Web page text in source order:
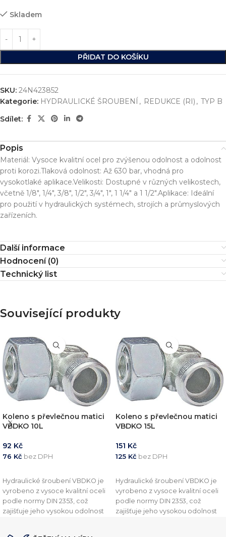
Skladem
PŘIDAT DO KOŠÍKU
SKU: 24N423852
Kategorie: HYDRAULICKÉ ŠROUBENÍ , REDUKCE (RI) , TYP B
Sdílet:
Popis
Materiál: Vysoce kvalitní ocel pro zvýšenou odolnost a odolnost
proti korozi.Tlaková odolnost: Až 630 bar, vhodná pro
vysokotlaké aplikace.Velikosti: Dostupné v různých velikostech,
včetně 1/8″, 1/4″, 3/8″, 1/2″, 3/4″, 1″, 1 1/4″ a 1 1/2″.Aplikace: Ideální
pro použití v hydraulických systémech, strojích a průmyslových
zařízeních.
Další informace
Hodnocení (0)
Technický list
Související produkty
Koleno s převlečnou matici
VBDKO 10L
92 Kč
76 Kč bez DPH
Hydraulické šroubení VBDKO je
vyrobeno z vysoce kvalitní oceli
podle normy DIN 2353, což
zajišťuje jeho vysokou odolnost
Koleno s převlečnou matici
VBDKO 15L
151 Kč
125 Kč bez DPH
Hydraulické šroubení VBDKO je
vyrobeno z vysoce kvalitní oceli
podle normy DIN 2353, což
zajišťuje jeho vysokou odolnost